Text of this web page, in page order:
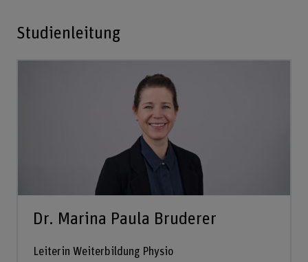
Studienleitung
Dr. Marina Paula Bruderer
Leiterin Weiterbildung Physio